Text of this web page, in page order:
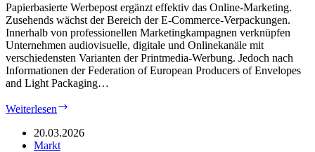
Papierbasierte Werbepost ergänzt effektiv das Online-Marketing.
Zusehends wächst der Bereich der E-Commerce-Verpackungen.
Innerhalb von professionellen Marketingkampagnen verknüpfen
Unternehmen audiovisuelle, digitale und Onlinekanäle mit
verschiedensten Varianten der Printmedia-Werbung. Jedoch nach
Informationen der Federation of European Producers of Envelopes
and Light Packaging…
Weiterlesen
Antlitz
20.03.2026
Markt